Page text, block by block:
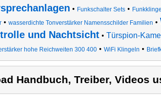
• Funkschalter Sets •
• wasserdichte Tonverstärker Namensschilder Familien •
und Nachtsicht• Türspion-
hohe Reichweiten 300 400• WiFi Klingeln •
Handbuch, Treiber, Videos